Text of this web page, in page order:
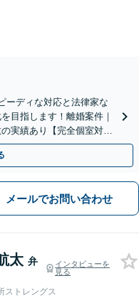
ーディな対応と法律家な
目指します！離婚案件｜
実績あり【完全個室対
メールでお問い合わせ
太 弁
インタビューを
見る
ストレングス